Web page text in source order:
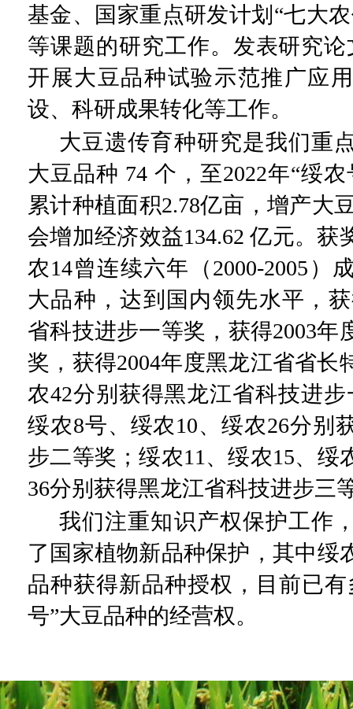
基金、国家重点研发计划 “七大
等课题的研究工作。发表研究论
开展大豆品种试验示范推广应
设、科研成果转化等工作。
大豆遗传育种研究是我们重
大豆品种 74 个，至2022年“绥
累计种植面积2.78亿亩，增产大
会增加经济效益134.62亿元。获
农14曾连续六年（2000-2005 ）
大品种，达到国内领先水平，
省科技进步一等奖，获得2003年
奖，获得2004年度黑龙江省省长
农42分别获得黑龙江省科技进
绥农8号、绥农10、绥农26分别
步二等奖；绥农11 、绥农15、绥
36分别获得黑龙江省科技进步三
我们注重知识产权保护工作
了国家植物新品种保护，其中绥
品种获得新品种授权，目前已
号”大豆品种的经营权。